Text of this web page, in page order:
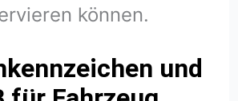
können.
und